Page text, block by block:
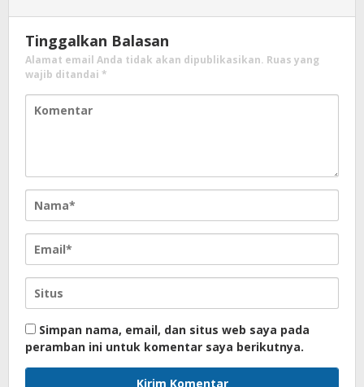
Tinggalkan Balasan
Alamat email Anda tidak akan dipublikasikan. Ruas yang
wajib ditandai *
Simpan nama, email, dan situs web saya pada
peramban ini untuk komentar saya berikutnya.